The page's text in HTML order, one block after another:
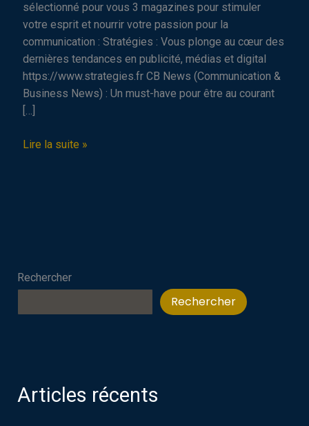
Rechercher
Rechercher
Articles récents
sélectionné pour vous 3 magazines pour stimuler
votre esprit et nourrir votre passion pour la
communication : Stratégies : Vous plonge au cœur des
dernières tendances en publicité, médias et digital
https://www.strategies.fr CB News (Communication &
Business News) : Un must-have pour être au courant
[…]
Astuce
été
Lire la suite »